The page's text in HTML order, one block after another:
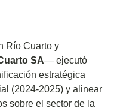
Río Cuarto y
SA— ejecutó
estratégica
(2024-2025) y alinear
sobre el sector de la